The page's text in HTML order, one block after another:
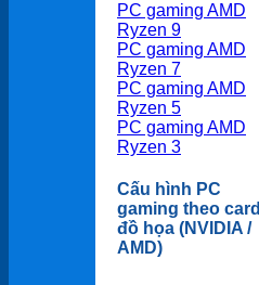
PC gaming AMD
Ryzen 9
PC gaming AMD
Ryzen 7
PC gaming AMD
Ryzen 5
PC gaming AMD
Ryzen 3
Cấu hình PC
gaming theo card
đồ họa (NVIDIA /
AMD)